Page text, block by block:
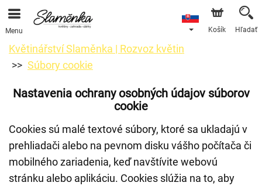
Menu Košík Hľadať
Květinářství Slaměnka | Rozvoz květin
Súbory cookie
Nastavenia ochrany osobných údajov súborov
cookie
Cookies sú malé textové súbory, ktoré sa ukladajú v
prehliadači alebo na pevnom disku vášho počítača či
mobilného zariadenia, keď navštívite webovú
stránku alebo aplikáciu. Cookies slúžia na to, aby